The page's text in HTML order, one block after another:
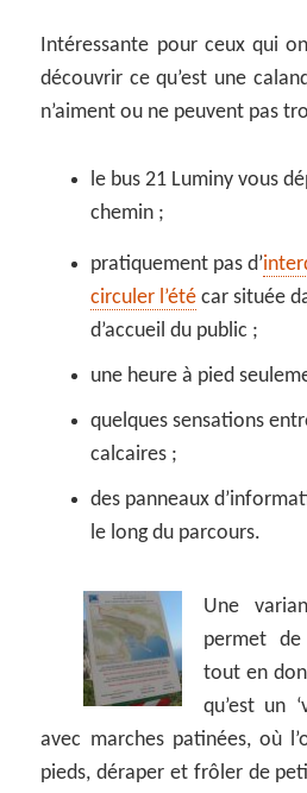
Intéressante pour ceux qui
découvrir ce qu’est une
n’aiment ou ne peuvent pas
le bus 21 Luminy vous
chemin ;
pratiquement pas d’
circuler l’été car située
d’accueil du public ;
une heure à pied
quelques sensations
calcaires ;
des panneaux
le long du parcours.
Une
permet
tout en
qu’est un
avec marches patinées, où
pieds, déraper et frôler de